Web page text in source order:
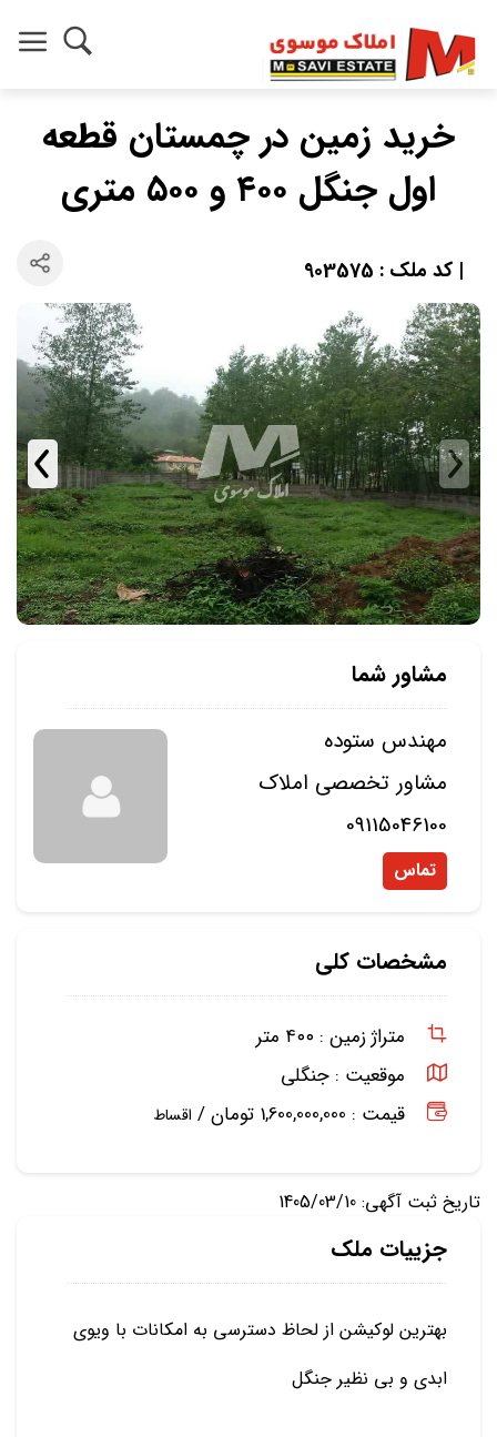
خرید زمین در چمستان قطعه
اول جنگل ۴۰۰ و ۵۰۰ متری
| کد ملک : 903575
مشاور شما
مهندس ستوده
مشاور تخصصی املاک
09115046100
تماس
مشخصات کلی
متراژ زمین : ۴۰۰ متر
موقعیت : جنگلی
قیمت : 1,600,000,000 تومان /
اقساط
تاریخ ثبت آگهی: 1405/03/10
جزییات ملک
بهترین لوکیشن از لحاظ دسترسی به امکانات با ویوی
ابدی و بی نظیر جنگل